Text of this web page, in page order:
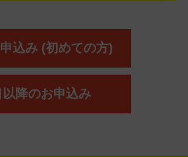
込み (初めての方)
以降のお申込み